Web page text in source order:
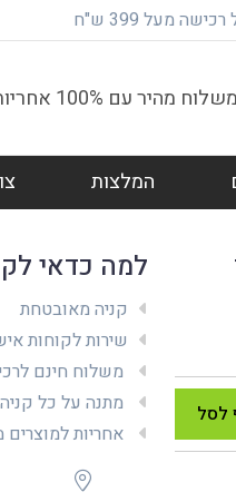
משלוח מהיר עם 100% אחריות
המלצות
לסל
למה כדאי
קניה מאובטחת
שירות לקוחות
משלוח חינם לרכישה של ₪299
מתנה על כל קניה
אחריות למוצרים